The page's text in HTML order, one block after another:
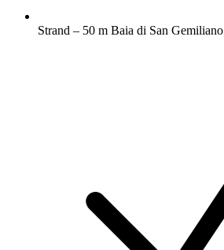
Strand – 50 m Baia di San Gemiliano